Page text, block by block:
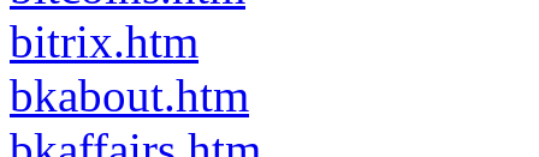
bitrix.htm
bkabout.htm